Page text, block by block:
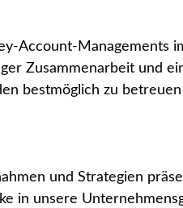
Account-Managements
Zusammenarbeit und
bestmöglich zu betreuen
und Strategien
in unsere